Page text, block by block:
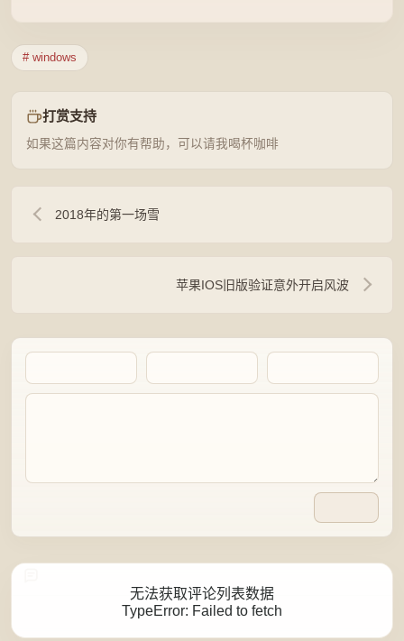
# windows
打赏支持
如果这篇内容对你有帮助，可以请我喝杯咖啡
2018年的第一场雪
苹果IOS旧版验证意外开启风波
无法获取评论列表数据
TypeError: Failed to fetch